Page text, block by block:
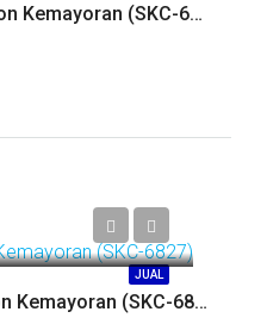
Dijual Office The Mansion Kemayoran (SKC-6844)
JUAL
Dijual Soho The Mansion Kemayoran (SKC-6827)